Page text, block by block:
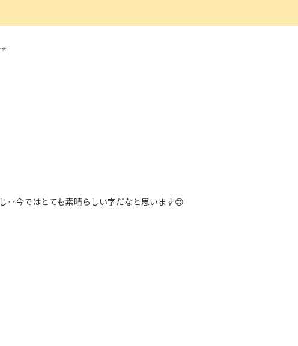
‥今ではとても素晴らしい字だなと思います😍